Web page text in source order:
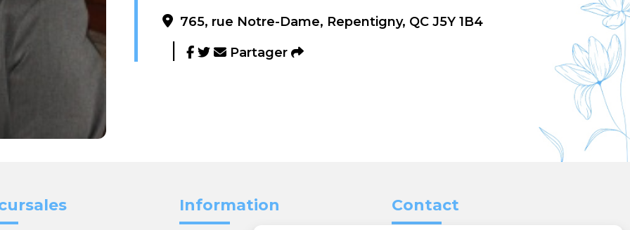
765, rue Notre-Dame, Repentigny, QC J5Y 1B4
Partager
Information Contact